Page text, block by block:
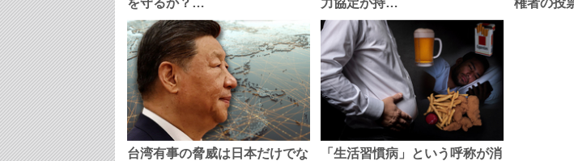
を守るか？…
力協定が持…
権者の投
台湾有事の脅威は日本だけでな
「生活習慣病」という呼称が消